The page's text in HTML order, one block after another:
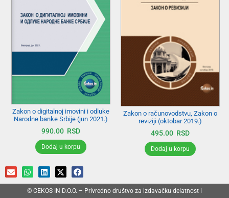
Zakon o digitalnoj imovini i odluke
Narodne banke Srbije (jun 2021.)
990.00 RSD
Dodaj u korpu
Zakon o računovodstvu, Zakon o
reviziji (oktobar 2019.)
495.00 RSD
Dodaj u korpu
© CEKOS IN D.O.O. – Privredno društvo za izdavačku delatnost i